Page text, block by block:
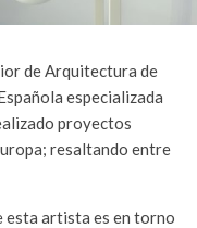
de Arquitectura de
especializada
proyectos
resaltando entre
esta artista es en torno